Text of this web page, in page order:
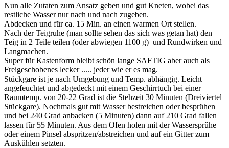
Nun alle Zutaten zum Ansatz geben und gut Kneten, wobei das
restliche Wasser nur nach und nach zugeben.
Abdecken und für ca. 15 Min. an einen warmen Ort stellen.
Nach der Teigruhe (man sollte sehen das sich was getan hat) den
Teig in 2 Teile teilen (oder abwiegen 1100 g) und Rundwirken und
Langmachen.
Super für Kastenform bleibt schön lange SAFTIG aber auch als
Freigeschobenes lecker ..... jeder wie er es mag.
Stückgare ist je nach Umgebung und Temp. abhängig. Leicht
angefeuchtet und abgedeckt mit einem Geschirrtuch bei einer
Raumtemp. von 20-22 Grad ist die Stehzeit 30 Minuten (Dreiviertel
Stückgare). Nochmals gut mit Wasser bestreichen oder besprühen
und bei 240 Grad anbacken (5 Minuten) dann auf 210 Grad fallen
lassen für 55 Minuten. Aus dem Ofen holen mit der Wassersprühe
oder einem Pinsel abspritzen/abstreichen und auf ein Gitter zum
Auskühlen setzten.